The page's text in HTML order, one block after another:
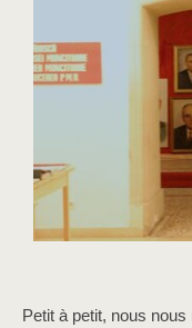
Petit à petit, nous